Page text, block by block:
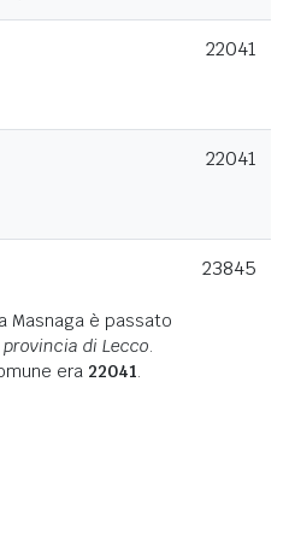
22041
22041
Masnaga è passato
provincia di Lecco.
era 22041.
23845